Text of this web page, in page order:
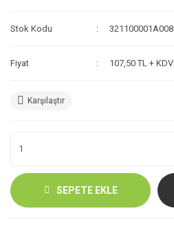
Stok Kodu 321100001A008
Fiyat 107,50 TL + KDV
Karşılaştır
SEPETE EKLE